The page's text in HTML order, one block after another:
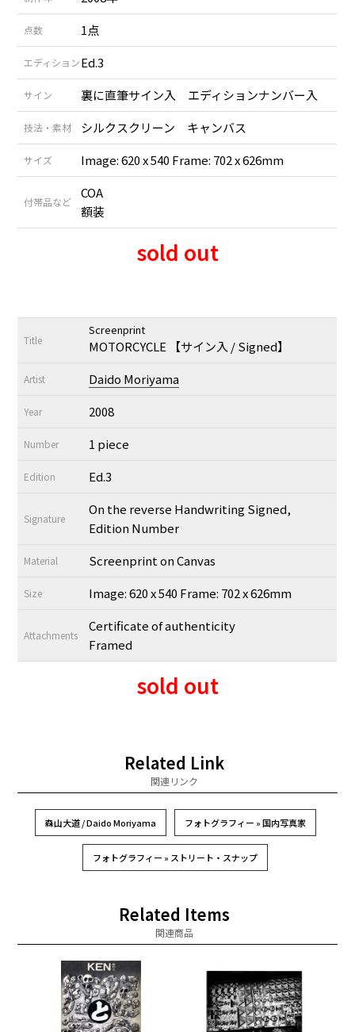
点数 1点
エディションEd.3
サイン 裏に直筆サイン入 エディションナンバー入
技法・素材 シルクスクリーン キャンバス
サイズ Image: 620 x 540 Frame: 702 x 626mm
付帯品など
COA
額装
sold out
Title
Screenprint
MOTORCYCLE 【サイン入 / Signed】
Artist Daido Moriyama
Year 2008
Number 1 piece
Edition Ed.3
Signature
On the reverse Handwriting Signed,
Edition Number
Material Screenprint on Canvas
Size Image: 620 x 540 Frame: 702 x 626mm
Attachments
Certificate of authenticity
Framed
sold out
Related Link
関連リンク
森山大道 / Daido Moriyama フォトグラフィー » 国内写真家
フォトグラフィー » ストリート・スナップ
Related Items
関連商品